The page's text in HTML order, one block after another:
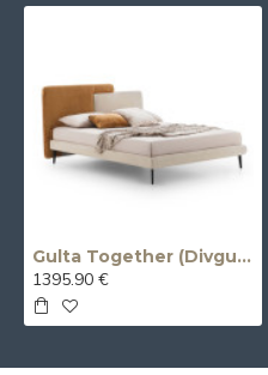
Gulta Together (Divguļama) (Ražota Itālijā)
1395.90 €